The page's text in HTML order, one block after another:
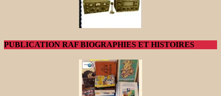
PUBLICATION RAF BIOGRAPHIES ET HISTOIRES